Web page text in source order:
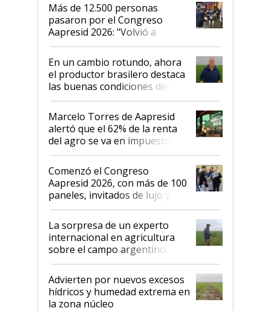
Más de 12.500 personas
pasaron por el Congreso
Aapresid 2026: "Volvió a
demostrar que hablar del
suelo es hablar de todo el
sistema productivo"
En un cambio rotundo, ahora
el productor brasilero destaca
las buenas condiciones del
agro argentino para invertir:
"Los veo más motivados"
Marcelo Torres de Aapresid
alertó que el 62% de la renta
del agro se va en impuestos:
"No es bueno que en
Argentina se sigan discutiendo
las mismas cosas de hace 50
años"
Comenzó el Congreso
Aapresid 2026, con más de 100
paneles, invitados de lujo y
todas las tendencias
La sorpresa de un experto
internacional en agricultura
sobre el campo argentino:
"Estoy muy impresionado"
Advierten por nuevos excesos
hídricos y humedad extrema en
la zona núcleo